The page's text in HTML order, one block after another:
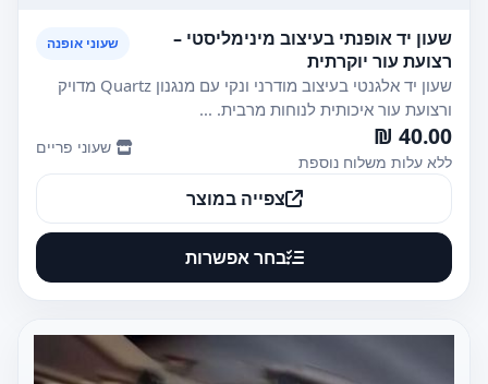
שעון יד אופנתי בעיצוב מינימליסטי –
רצועת עור יוקרתית
שעוני אופנה
שעון יד אלגנטי בעיצוב מודרני ונקי עם מנגנון Quartz מדויק
ורצועת עור איכותית לנוחות מרבית. ...
40.00 ₪
ללא עלות משלוח נוספת
שעוני פריים
צפייה במוצר
בחר אפשרות